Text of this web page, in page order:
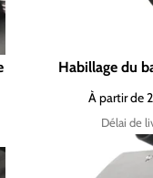
Habillage du
À partir de
Délai de